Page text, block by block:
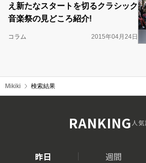
え新たなスタートを切るクラシック
音楽祭の見どころ紹介!
コラム 2015年04月24日
Mikiki 検索結果
RANKING人
昨日 週間